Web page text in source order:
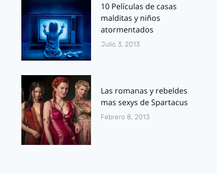
10 Películas de casas
malditas y niños
atormentados
Julio 3, 2013
Las romanas y rebeldes
mas sexys de Spartacus
Febrero 8, 2013